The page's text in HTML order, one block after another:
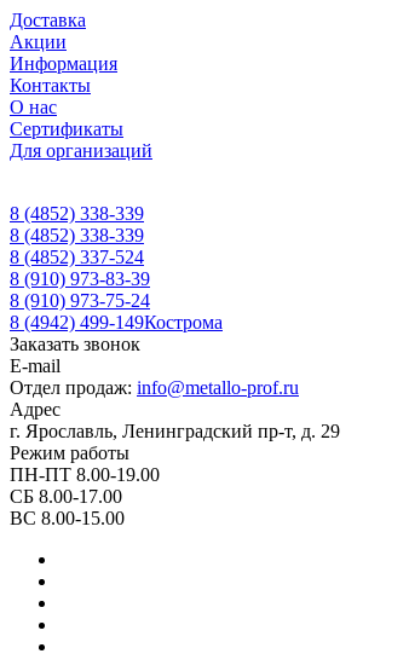
Доставка
Акции
Информация
Контакты
О нас
Сертификаты
Для организаций
8 (4852) 338-339
8 (4852) 338-339
8 (4852) 337-524
8 (910) 973-83-39
8 (910) 973-75-24
8 (4942) 499-149Кострома
Заказать звонок
E-mail
Отдел продаж: info@metallo-prof.ru
Адрес
г. Ярославль, Ленинградский пр-т, д. 29
Режим работы
ПН-ПТ 8.00-19.00
СБ 8.00-17.00
ВС 8.00-15.00